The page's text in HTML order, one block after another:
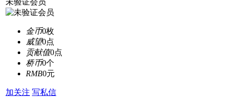
未验证会员
金币0枚
威望0点
贡献值0点
桥币0个
RMB0元
加关注 写私信